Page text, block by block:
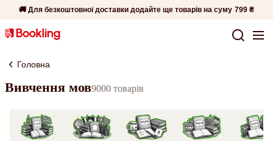
🚚 Для безкоштовної доставки додайте ще товарів на суму 799 ₴
Головна
Вивчення мов9000 товарів